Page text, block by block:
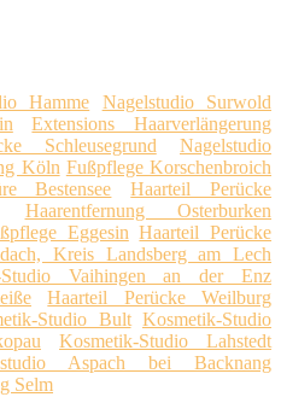
Hamme
Nagelstudio Surwold
Extensions Haarverlängerung
Schleusegrund
Nagelstudio
Köln Fußpflege Korschenbroich
Bestensee
Haarteil Perücke
Haarentfernung Osterburken
Eggesin Haarteil Perücke
Kreis Landsberg am Lech
Studio Vaihingen an der Enz
Haarteil Perücke Weilburg
Studio Bult Kosmetik-Studio
Kosmetik-Studio Lahstedt
Aspach bei Backnang
Selm